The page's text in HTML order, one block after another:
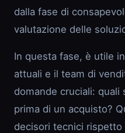
dalla fase di
valutazione delle
In questa fase, è utile
attuali e il team di
domande cruciali:
prima di un acquisto?
decisori tecnici rispetto